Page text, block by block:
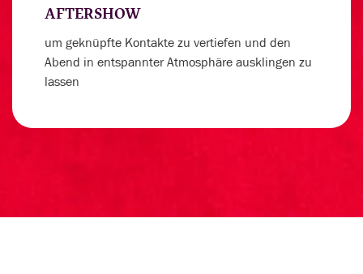
AFTERSHOW
um geknüpfte Kontakte zu vertiefen und den
Abend in entspannter Atmosphäre ausklingen zu
lassen